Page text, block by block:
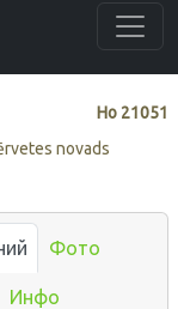
Нo 21051
novads
Фото
Инфо